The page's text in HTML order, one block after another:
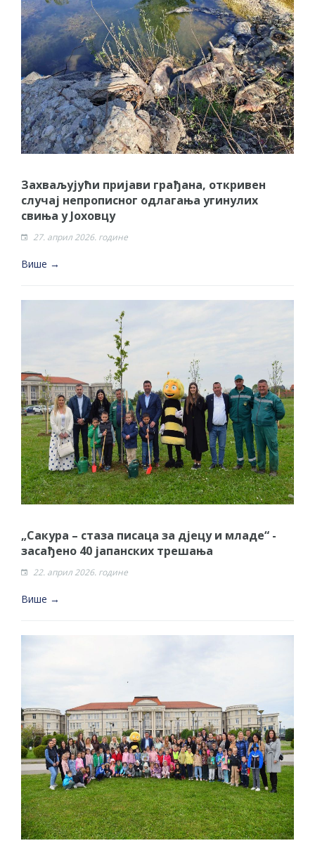
Захваљујући пријави грађана, откривен
случај непрописног одлагања угинулих
свиња у Јоховцу
27. април 2026. године
Више →
„Сакура – стаза писаца за дјецу и младе“ -
засађено 40 јапанских трешања
22. април 2026. године
Више →